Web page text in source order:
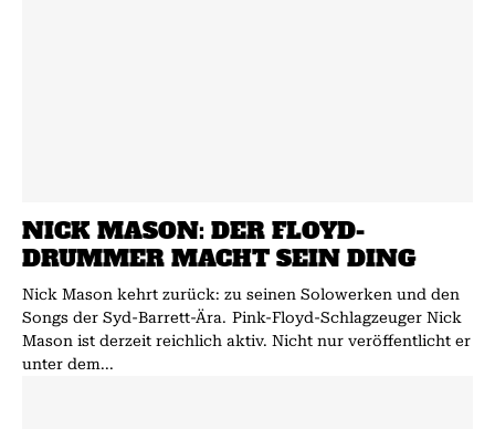
NICK MASON: DER FLOYD-
DRUMMER MACHT SEIN DING
Nick Mason kehrt zurück: zu seinen Solowerken und den
Songs der Syd-Barrett-Ära. Pink-Floyd-Schlagzeuger Nick
Mason ist derzeit reichlich aktiv. Nicht nur veröffentlicht er
unter dem...